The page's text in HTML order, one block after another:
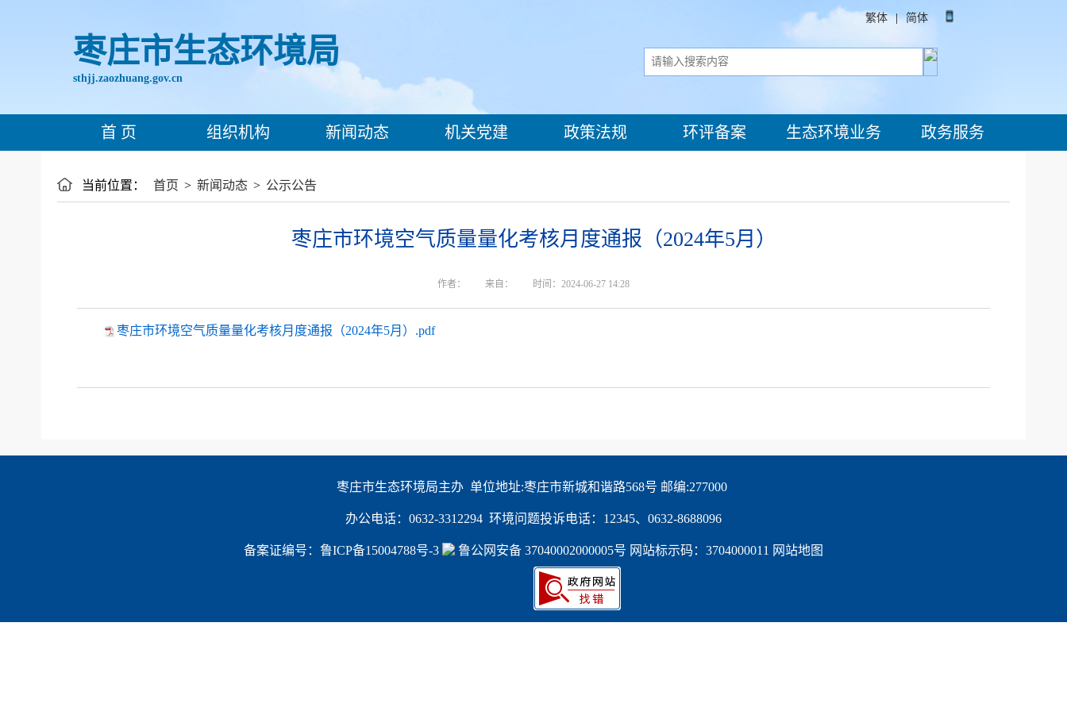
枣庄市生态环境局
sthjj.zaozhuang.gov.cn
繁体 | 简体
首 页 组织机构 新闻动态 机关党建 政策法规 环评备案 生态环境业务 政务服务
当前位置： 首页 > 新闻动态 > 公示公告
枣庄市环境空气质量量化考核月度通报（2024年5月）
作者： 来自： 时间：2024-06-27 14:28
枣庄市环境空气质量量化考核月度通报（2024年5月）.pdf
枣庄市生态环境局主办  单位地址:枣庄市新城和谐路568号 邮编:277000
办公电话：0632-3312294  环境问题投诉电话：12345、0632-8688096
备案证编号：鲁ICP备15004788号-3 鲁公网安备 37040002000005号 网站标示码：3704000011 网站地图